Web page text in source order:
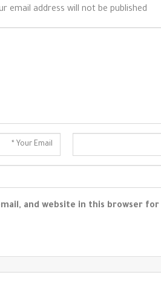
email address will not be published.
and website in this browser